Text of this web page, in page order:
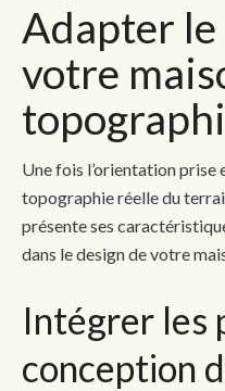
Adapter le
votre
Une fois l’orientation prise
topographie réelle du
présente ses
dans le design de votre
Intégrer les
conception